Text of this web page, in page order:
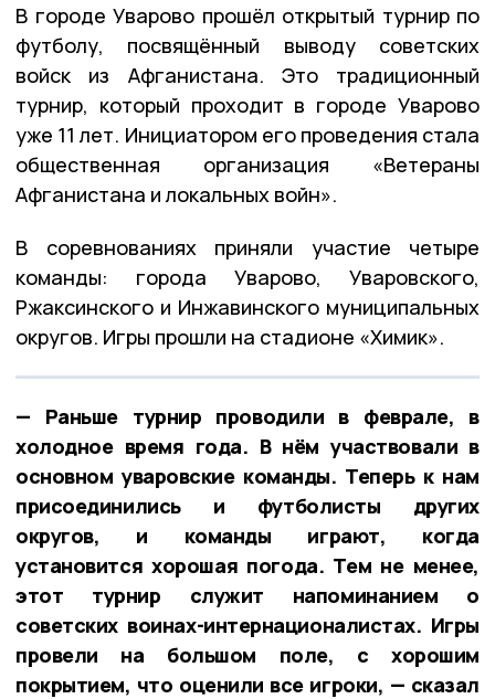
В городе Уварово прошёл открытый турнир по
футболу, посвящённый выводу советских
войск из Афганистана. Это традиционный
турнир, который проходит в городе Уварово
уже 11 лет. Инициатором его проведения стала
общественная организация «Ветераны
Афганистана и локальных войн».
В соревнованиях приняли участие четыре
команды: города Уварово, Уваровского,
Ржаксинского и Инжавинского муниципальных
округов. Игры прошли на стадионе «Химик».
— Раньше турнир проводили в феврале, в
холодное время года. В нём участвовали в
основном уваровские команды. Теперь к нам
присоединились и футболисты других
округов, и команды играют, когда
установится хорошая погода. Тем не менее,
этот турнир служит напоминанием о
советских воинах-интернационалистах. Игры
провели на большом поле, с хорошим
покрытием, что оценили все игроки, — сказал